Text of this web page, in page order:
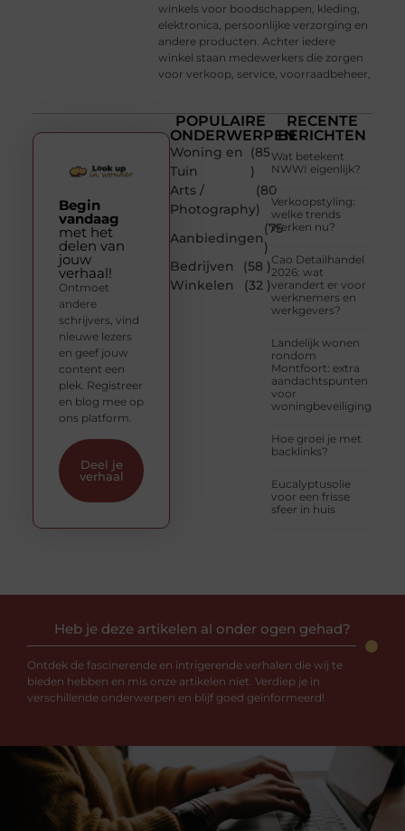
winkels voor boodschappen, kleding,
elektronica, persoonlijke verzorging en
andere producten. Achter iedere
winkel staan medewerkers die zorgen
voor verkoop, service, voorraadbeheer,
POPULAIRE
ONDERWERPEN
Woning en
Tuin
(85
)
Arts /
Photography
(80
)
Aanbiedingen
(75
)
Bedrijven
(58 )
Winkelen
(32 )
RECENTE
BERICHTEN
Wat betekent
NWWI eigenlijk?
Verkoopstyling:
welke trends
werken nu?
Cao Detailhandel
2026: wat
verandert er voor
werknemers en
werkgevers?
Landelijk wonen
rondom
Montfoort: extra
aandachtspunten
voor
woningbeveiliging
Hoe groei je met
backlinks?
Eucalyptusolie
voor een frisse
sfeer in huis
Begin
vandaag
met het
delen van
jouw
verhaal!
Ontmoet
andere
schrijvers, vind
nieuwe lezers
en geef jouw
content een
plek. Registreer
en blog mee op
ons platform.
Deel je
verhaal
Heb je deze artikelen al onder ogen gehad?
Ontdek de fascinerende en intrigerende verhalen die wij te
bieden hebben en mis onze artikelen niet. Verdiep je in
verschillende onderwerpen en blijf goed geïnformeerd!